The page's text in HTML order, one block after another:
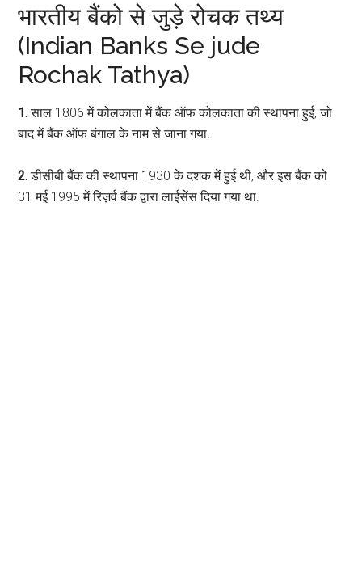
भारतीय बैंको से जुड़े रोचक तथ्य
(Indian Banks Se jude
Rochak Tathya)
1.साल 1806 में कोलकाता में बैंक ऑफ कोलकाता की स्थापना हुई, जो
बाद में बैंक ऑफ बंगाल के नाम से जाना गया.
2.डीसीबी बैंक की स्थापना 1930 के दशक में हुई थी, और इस बैंक को
31 मई 1995 में रिज़र्व बैंक द्वारा लाईसेंस दिया गया था.